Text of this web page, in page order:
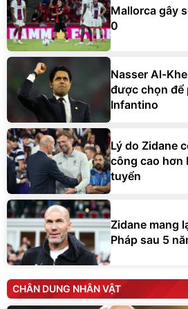
Mallorca gây
0
Nasser Al-
được chọn để
Infantino
Lý do Zidane
công cao hơn
tuyển
Zidane mang
Pháp sau 5
CHÂN DUNG NHÂN VẬT